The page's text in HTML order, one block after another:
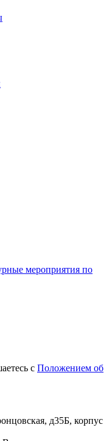
мероприятия по
с Положением об
д35Б, корпус